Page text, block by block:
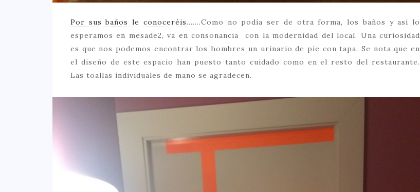
Por sus baños le conoceréis…….Como no podía ser de otra forma, los baños y así lo
esperamos en mesade2, va en consonancia con la modernidad del local. Una curiosidad
es que nos podemos encontrar los hombres un urinario de píe con tapa. Se nota que en
el diseño de este espacio han puesto tanto cuidado como en el resto del restaurante.
Las toallas individuales de mano se agradecen.